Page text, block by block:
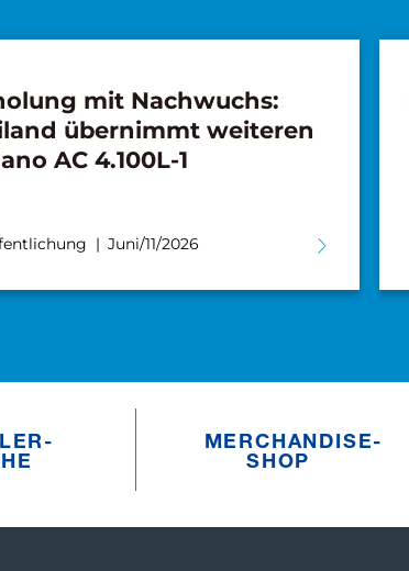
mit Nachwuchs:
übernimmt weiteren
AC 4.100L-1
Juni/11/2026
MERCHANDISE­­
SHOP